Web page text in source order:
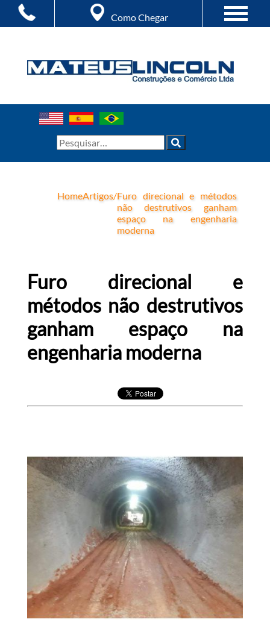
Como Chegar
HomeArtigos/Furo direcional e métodos
não destrutivos ganham
espaço na engenharia
moderna
Furo direcional e
métodos não destrutivos
ganham espaço na
engenharia moderna